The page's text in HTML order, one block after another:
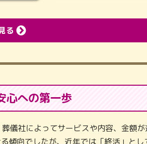
る
心への第一歩
儀社によってサービスや内容、金額
傾向でしたが、近年では「終活」とし